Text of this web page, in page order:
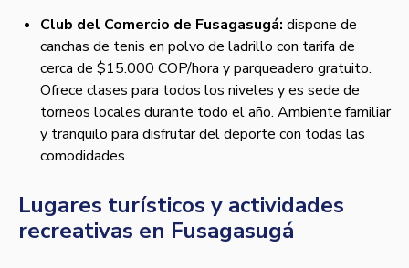
Club del Comercio de Fusagasugá: dispone de
canchas de tenis en polvo de ladrillo con tarifa de
cerca de $15.000 COP/hora y parqueadero gratuito.
Ofrece clases para todos los niveles y es sede de
torneos locales durante todo el año. Ambiente familiar
y tranquilo para disfrutar del deporte con todas las
comodidades.
Lugares turísticos y actividades
recreativas en Fusagasugá